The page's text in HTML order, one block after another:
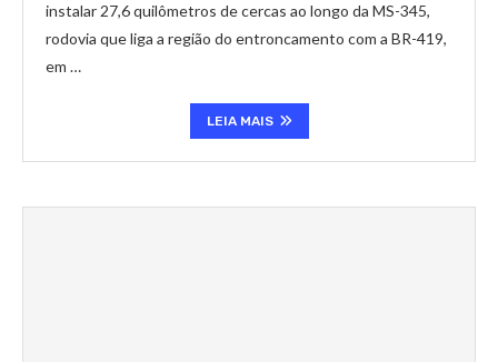
instalar 27,6 quilômetros de cercas ao longo da MS-345,
rodovia que liga a região do entroncamento com a BR-419,
em …
LEIA MAIS